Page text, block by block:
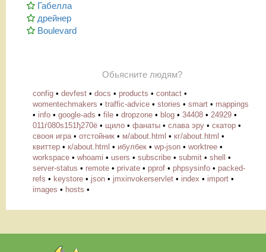
Габелла
дрейнер
Boulevard
Обьясните людям?
config • devfest • docs • products • contact •
womentechmakers • traffic-advice • stories • smart • mappings
• info • google-ads • file • dropzone • blog • 34408 • 24929 •
011ѓ080ѕ151ђ270ё • щило • фанаты • слава эру • скатор •
свооя игра• отстойник • м/about.html • кг/about.html •
квиттер • к/about.html • ибулбек • wp-json • worktree •
workspace • whoami • users • subscribe • submit • shell
•
server-status • remote • private • pprof • phpsysinfo • packed-
refs • keystore • json • jmxinvokerservlet • index • import •
images • hosts •